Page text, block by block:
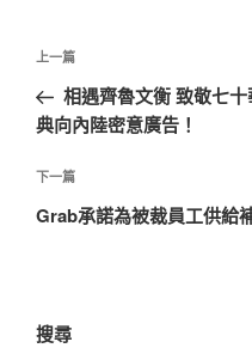
文
導
覽
上
一
篇
章
上一篇
相遇齊魯文衡 致敬七
典向內陸密意廣告！
下
一
下一篇
Grab承諾為被裁員工供給
搜尋